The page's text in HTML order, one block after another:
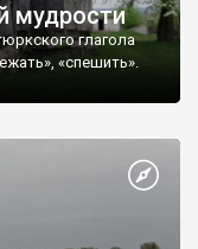
мудрости
глагола
«спешить».